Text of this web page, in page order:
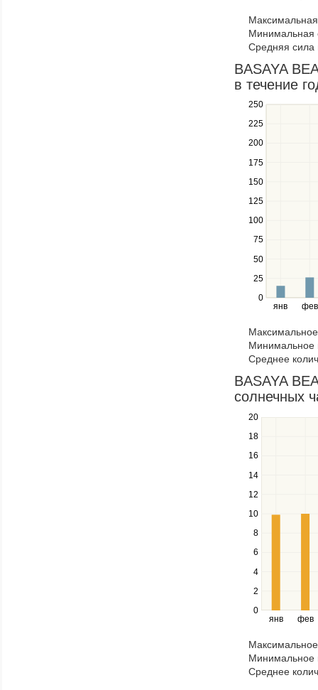
navigate
through
items
in
a
series.
Минимальная
Средняя сила
BASAYA
в течение
янв фев
0
25
50
75
100
125
150
175
200
225
250
Use
the
and
down
to
navigate
series.
Use
the
and
right
navigate
through
items
in
a
series.
Минимальное
Среднее
BASAYA
солнечных
янв фев
0
2
4
6
8
10
12
14
16
18
20
Use
the
and
down
to
navigate
series.
Use
the
and
right
navigate
through
items
Минимальное
Среднее